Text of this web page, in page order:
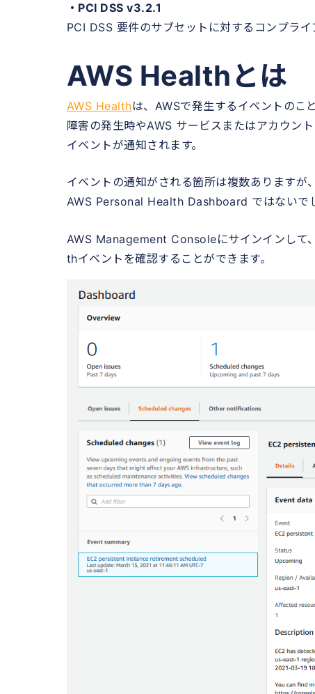
・PCI DSS v3.2.1
PCI DSS 要件のサブセットに対するコンプラ
AWS Healthとは
AWS Healthは、AWSで発生するイベントのこと
障害の発生時やAWS サービスまたはアカウン
イベントが通知されます。
イベントの通知がされる箇所は複数ありますが
AWS Personal Health Dashboard ではないで
AWS Management Consoleにサインインし
thイベントを確認することができます。